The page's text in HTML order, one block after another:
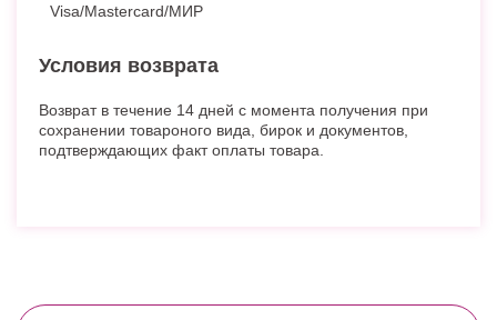
Visa/Mastercard/МИР
Условия возврата
Возврат в течение 14 дней с момента получения при
сохранении товароного вида, бирок и документов,
подтверждающих факт оплаты товара.